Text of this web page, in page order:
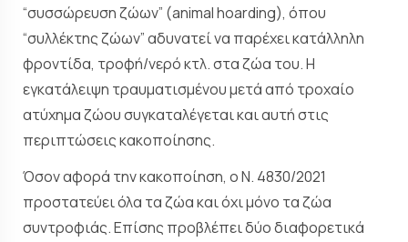
“συσσώρευση ζώων” (animal hoarding), όπου
“συλλέκτης ζώων” αδυνατεί να παρέχει κατάλληλη
φροντίδα, τροφή/νερό κτλ. στα ζώα του. Η
εγκατάλειψη τραυματισμένου μετά από τροχαίο
ατύχημα ζώου συγκαταλέγεται και αυτή στις
περιπτώσεις κακοποίησης.
Όσον αφορά την κακοποίηση, ο Ν. 4830/2021
προστατεύει όλα τα ζώα και όχι μόνο τα ζώα
συντροφιάς. Επίσης προβλέπει δύο διαφορετικά